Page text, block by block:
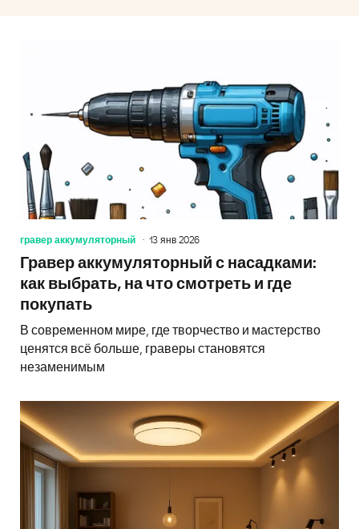
гравер аккумуляторный 13 янв 2026
Гравер аккумуляторный с насадками:
как выбрать, на что смотреть и где
покупать
В современном мире, где творчество и мастерство
ценятся всё больше, граверы становятся
незаменимым